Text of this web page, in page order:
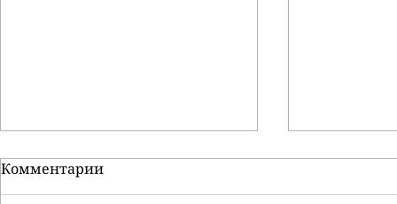
Комментарии